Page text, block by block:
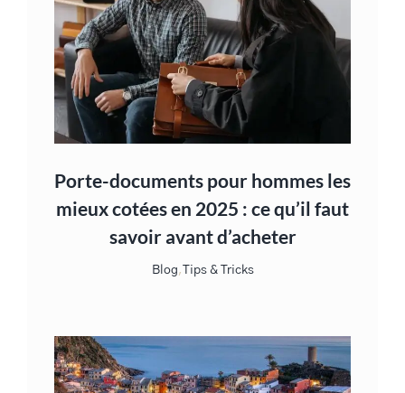
Porte-documents pour hommes les
mieux cotées en 2025 : ce qu’il faut
savoir avant d’acheter
Blog,Tips & Tricks